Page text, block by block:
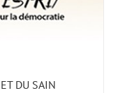
DU SAIN